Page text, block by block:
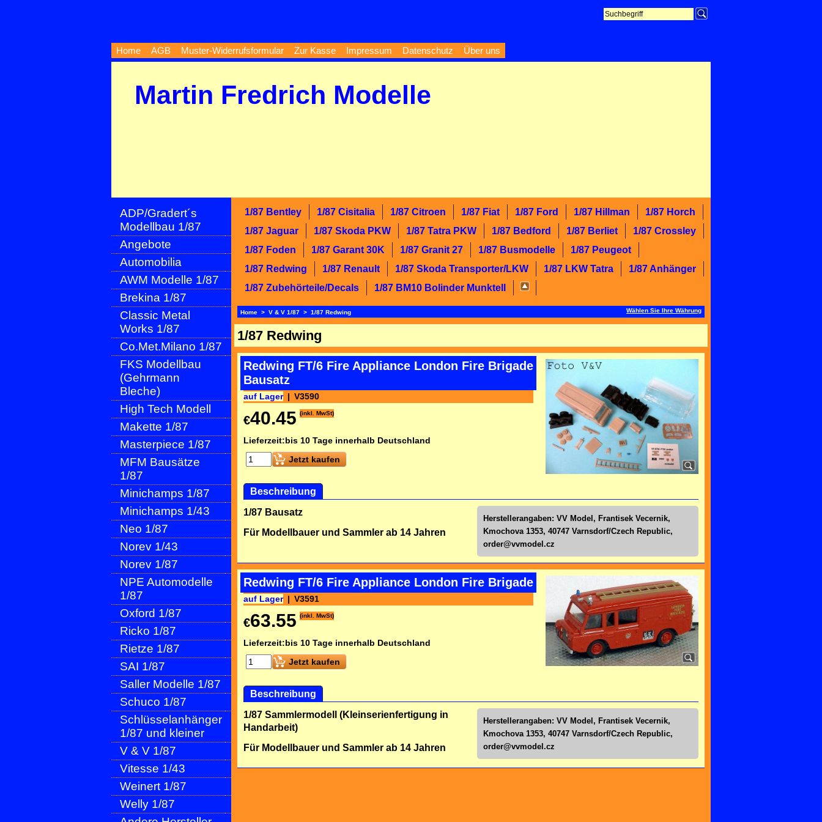
Martin Fredrich Modelle
Home AGB Muster-Widerrufsformular Zur Kasse Impressum Datenschutz Über uns
ADP/Gradert´s
Modellbau 1/87
Angebote
Automobilia
AWM Modelle 1/87
Brekina 1/87
Classic Metal
Works 1/87
Co.Met.Milano 1/87
FKS Modellbau
(Gehrmann
Bleche)
High Tech Modell
Makette 1/87
Masterpiece 1/87
MFM Bausätze
1/87
Minichamps 1/87
Minichamps 1/43
Neo 1/87
Norev 1/43
Norev 1/87
NPE Automodelle
1/87
Oxford 1/87
Ricko 1/87
Rietze 1/87
SAI 1/87
Saller Modelle 1/87
Schuco 1/87
Schlüsselanhänger
1/87 und kleiner
V & V 1/87
Vitesse 1/43
Weinert 1/87
Welly 1/87
1/87 Bentley 1/87 Cisitalia 1/87 Citroen 1/87 Fiat 1/87 Ford 1/87 Hillman
1/87 Horch
1/87 Jaguar
1/87 Skoda PKW 1/87 Tatra PKW 1/87 Bedford 1/87 Berliet
1/87 Crossley
1/87 Foden
1/87 Garant 30K 1/87 Granit 27 1/87 Busmodelle
1/87 Peugeot
1/87 Redwing
1/87 Renault 1/87 Skoda Transporter/LKW 1/87 LKW Tatra
1/87 Anhänger
1/87 Zubehörteile/Decals
1/87 BM10 Bolinder Munktell
Home > V & V 1/87 > 1/87 Redwing Wählen Sie Ihre Währung
1/87 Redwing
Redwing FT/6 Fire Appliance London Fire Brigade
Bausatz
auf Lager V3590
€40.45 (inkl. MwSt)
Lieferzeit:bis 10 Tage innerhalb Deutschland
Jetzt kaufen
Beschreibung
Herstellerangaben: VV Model, Frantisek Vecernik,
Kmochova 1353, 40747 Varnsdorf/Czech Republic,
order@vvmodel.cz
1/87 Bausatz
Für Modellbauer und Sammler ab 14 Jahren
Redwing FT/6 Fire Appliance London Fire Brigade
auf Lager V3591
€63.55 (inkl. MwSt)
Lieferzeit:bis 10 Tage innerhalb Deutschland
Jetzt kaufen
Beschreibung
Herstellerangaben: VV Model, Frantisek Vecernik,
Kmochova 1353, 40747 Varnsdorf/Czech Republic,
order@vvmodel.cz
1/87 Sammlermodell (Kleinserienfertigung in
Handarbeit)
Für Modellbauer und Sammler ab 14 Jahren